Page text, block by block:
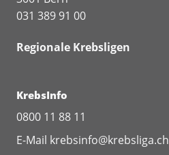
031 389 91 00
Regionale Krebsligen
KrebsInfo
0800 11 88 11
E-Mail krebsinfo@krebsliga.ch